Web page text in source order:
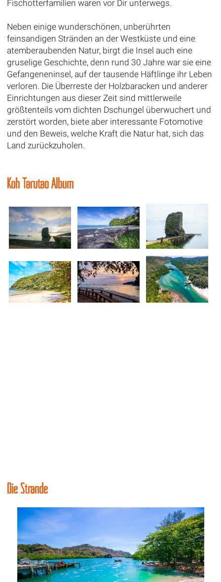
Fischotterfamilien waren vor Dir unterwegs.
Neben einige wunderschönen, unberührten
feinsandigen Stränden an der Westküste und eine
atemberaubenden Natur, birgt die Insel auch eine
gruselige Geschichte, denn rund 30 Jahre war sie eine
Gefangeneninsel, auf der tausende Häftlinge ihr Leben
verloren. Die Überreste der Holzbaracken und anderer
Einrichtungen aus dieser Zeit sind mittlerweile
größtenteils vom dichten Dschungel überwuchert und
zerstört worden, biete aber interessante Fotomotive
und den Beweis, welche Kraft die Natur hat, sich das
Land zurückzuholen.
Koh Tarutao Album
Die Strände